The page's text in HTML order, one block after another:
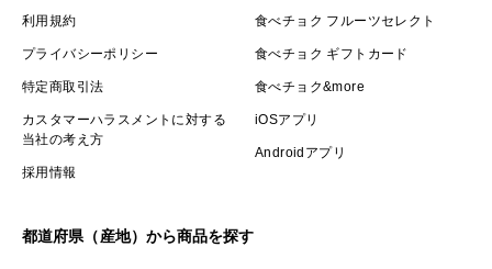
利用規約
プライバシーポリシー
特定商取引法
カスタマーハラスメントに対する
当社の考え方
採用情報
食べチョク フルーツセレクト
食べチョク ギフトカード
食べチョク&more
iOSアプリ
Androidアプリ
都道府県（産地）から商品を探す